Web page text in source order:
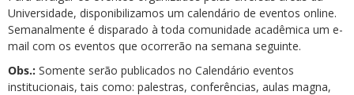
Universidade, disponibilizamos um calendário de eventos online.
Semanalmente é disparado à toda comunidade acadêmica um e-
mail com os eventos que ocorrerão na semana seguinte.
Obs.: Somente serão publicados no Calendário eventos
institucionais, tais como: palestras, conferências, aulas magna,